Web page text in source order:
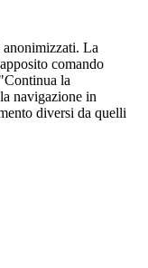
La
comando
la
navigazione in
diversi da quelli